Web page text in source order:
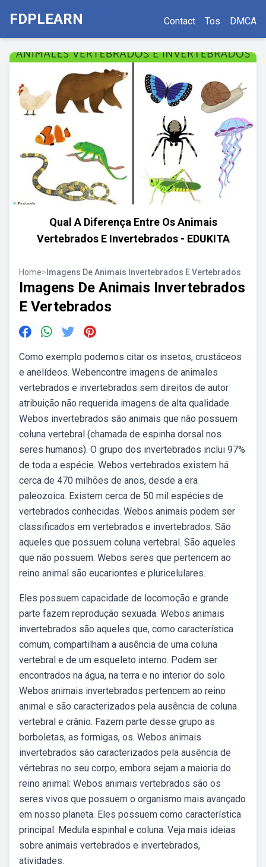
FDPLEARN Contact Tos DMCA
Qual A Diferença Entre Os Animais
Vertebrados E Invertebrados - EDUKITA
Home> Imagens De Animais Invertebrados E Vertebrados
Imagens De Animais Invertebrados
E Vertebrados
Como exemplo podemos citar os insetos, crustáceos
e anelídeos. Webencontre imagens de animales
vertebrados e invertebrados sem direitos de autor
atribuição não requerida imagens de alta qualidade.
Webos invertebrados são animais que não possuem
coluna vertebral (chamada de espinha dorsal nos
seres humanos). O grupo dos invertebrados inclui 97%
de toda a espécie. Webos vertebrados existem há
cerca de 470 milhões de anos, desde a era
paleozoica. Existem cerca de 50 mil espécies de
vertebrados conhecidas. Webos animais podem ser
classificados em vertebrados e invertebrados. São
aqueles que possuem coluna vertebral. São aqueles
que não possuem. Webos seres que pertencem ao
reino animal são eucariontes e pluricelulares.
Eles possuem capacidade de locomoção e grande
parte fazem reprodução sexuada. Webos animais
invertebrados são aqueles que, como característica
comum, compartilham a ausência de uma coluna
vertebral e de um esqueleto interno. Podem ser
encontrados na água, na terra e no interior do solo.
Webos animais invertebrados pertencem ao reino
animal e são caracterizados pela ausência de coluna
vertebral e crânio. Fazem parte desse grupo as
borboletas, as formigas, os. Webos animais
invertebrados são caracterizados pela ausência de
vértebras no seu corpo, embora sejam a maioria do
reino animal: Webos animais vertebrados são os
seres vivos que possuem o organismo mais avançado
em nosso planeta. Eles possuem como característica
principal: Medula espinhal e coluna. Veja mais ideias
sobre animais vertebrados e invertebrados,
atividades.